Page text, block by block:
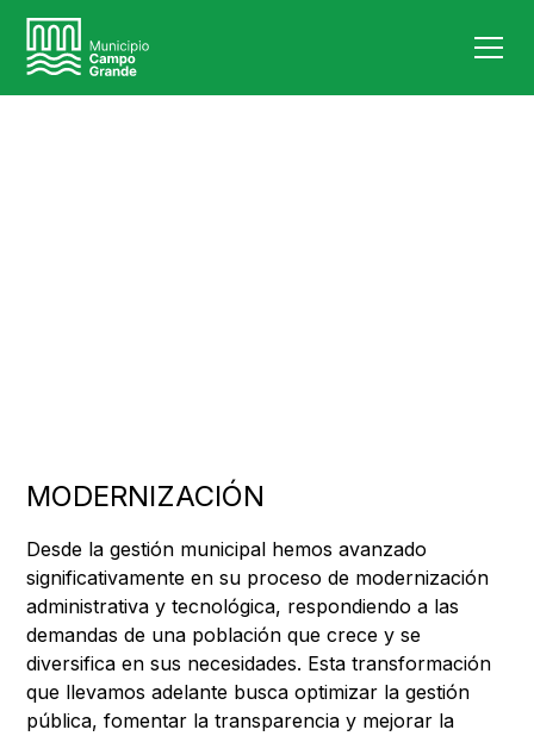
MODERNIZACIÓN
Desde la gestión municipal hemos avanzado
significativamente en su proceso de modernización
administrativa y tecnológica, respondiendo a las
demandas de una población que crece y se
diversifica en sus necesidades. Esta transformación
que llevamos adelante busca optimizar la gestión
pública, fomentar la transparencia y mejorar la